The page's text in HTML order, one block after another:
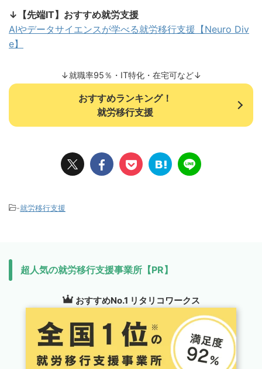
↓【先端IT】おすすめ就労支援
AIやデータサイエンスが学べる就労移行支援【Neuro Div
e】
↓就職率95％・IT特化・在宅可など↓
おすすめランキング！
就労移行支援
-就労移行支援
超人気の就労移行支援事業所【PR】
おすすめNo.1 リタリコワークス